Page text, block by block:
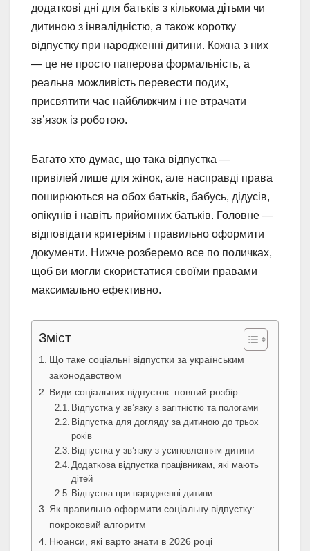
додаткові дні для батьків з кількома дітьми чи
дитиною з інвалідністю, а також коротку
відпустку при народженні дитини. Кожна з них
— це не просто паперова формальність, а
реальна можливість перевести подих,
присвятити час найближчим і не втрачати
зв’язок із роботою.
Багато хто думає, що така відпустка —
привілей лише для жінок, але насправді права
поширюються на обох батьків, бабусь, дідусів,
опікунів і навіть прийомних батьків. Головне —
відповідати критеріям і правильно оформити
документи. Нижче розберемо все по поличках,
щоб ви могли скористатися своїми правами
максимально ефективно.
Зміст
Що таке соціальні відпустки за українським
законодавством
Види соціальних відпусток: повний розбір
Відпустка у зв’язку з вагітністю та пологами
Відпустка для догляду за дитиною до трьох
років
Відпустка у зв’язку з усиновленням дитини
Додаткова відпустка працівникам, які мають
дітей
Відпустка при народженні дитини
Як правильно оформити соціальну відпустку:
покроковий алгоритм
Нюанси, які варто знати в 2026 році